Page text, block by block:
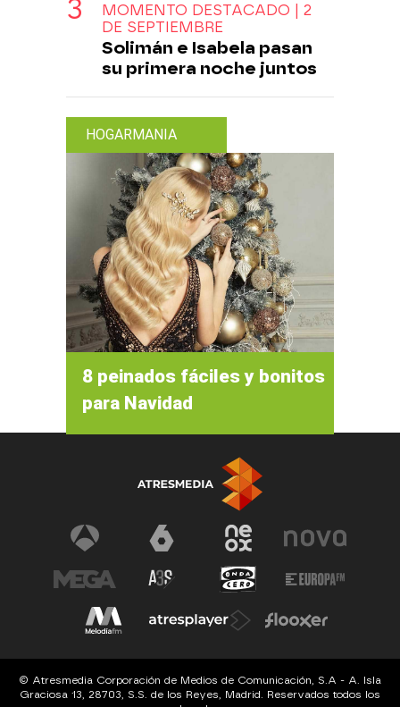
MOMENTO DESTACADO | 2
DE SEPTIEMBRE
Solimán e Isabela pasan
su primera noche juntos
HOGARMANIA
8 peinados fáciles y bonitos
para Navidad
© Atresmedia Corporación de Medios de Comunicación, S.A - A. Isla
Graciosa 13, 28703, S.S. de los Reyes, Madrid. Reservados todos los